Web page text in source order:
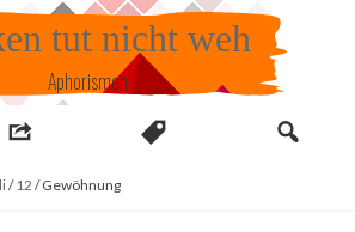
tut nicht weh
Aphorismen
/12 /Gewöhnung